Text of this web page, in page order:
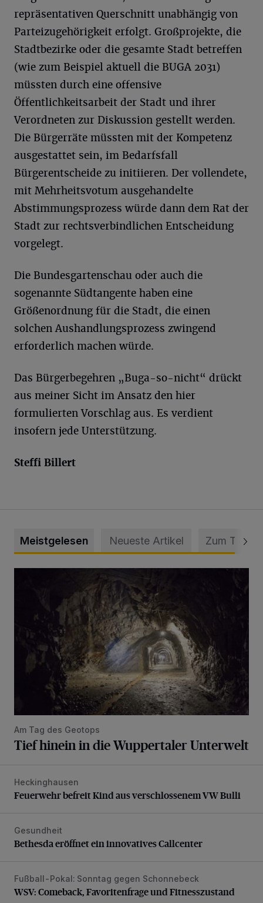
repräsentativen Querschnitt unabhängig von
Parteizugehörigkeit erfolgt. Großprojekte, die
Stadtbezirke oder die gesamte Stadt betreffen
(wie zum Beispiel aktuell die BUGA 2031)
müssten durch eine offensive
Öffentlichkeitsarbeit der Stadt und ihrer
Verordneten zur Diskussion gestellt werden.
Die Bürgerräte müssten mit der Kompetenz
ausgestattet sein, im Bedarfsfall
Bürgerentscheide zu initiieren. Der vollendete,
mit Mehrheitsvotum ausgehandelte
Abstimmungsprozess würde dann dem Rat der
Stadt zur rechtsverbindlichen Entscheidung
vorgelegt.
Die Bundesgartenschau oder auch die
sogenannte Südtangente haben eine
Größenordnung für die Stadt, die einen
solchen Aushandlungsprozess zwingend
erforderlich machen würde.
Das Bürgerbegehren „Buga-so-nicht“ drückt
aus meiner Sicht im Ansatz den hier
formulierten Vorschlag aus. Es verdient
insofern jede Unterstützung.
Steffi Billert
Meistgelesen Neueste Artikel Zum Thema
Am Tag des Geotops
Tief hinein in die Wuppertaler Unterwelt
Feuerwehr befreit Kind aus verschlossenem VW Bulli
Heckinghausen
Feuerwehr befreit Kind aus verschlossenem VW Bulli
Bethesda eröffnet ein innovatives Callcenter
Gesundheit
Bethesda eröffnet ein innovatives Callcenter
WSV: Comeback, Favoritenfrage und Fitnesszustand
Fußball-Pokal: Sonntag gegen Schonnebeck
WSV: Comeback, Favoritenfrage und Fitnesszustand